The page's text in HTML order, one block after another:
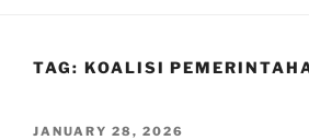
TAG: KOALISI
POSTED
JANUARY 28, 2026